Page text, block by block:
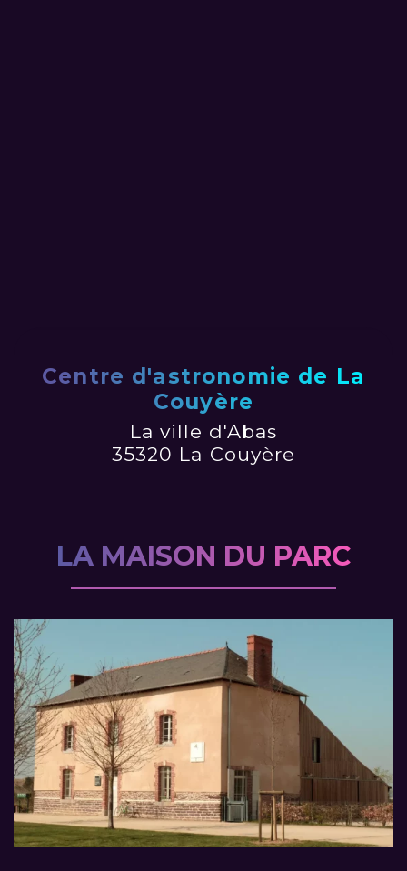
Centre d'astronomie de La
Couyère
La ville d'Abas
35320 La Couyère
LA MAISON DU PARC